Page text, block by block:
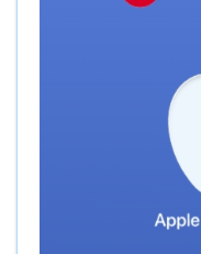
«ВНЕШПРОМБАНК»
«БАНК ГЛОБЭКС»